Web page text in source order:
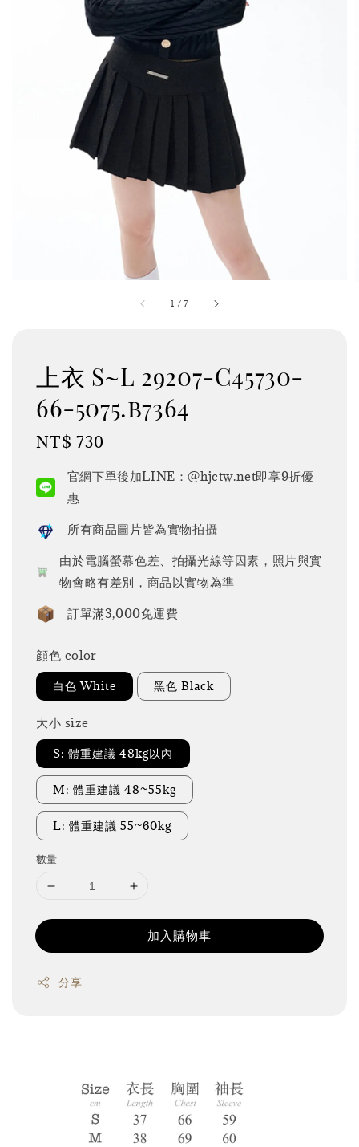
1 /7
上衣 S~L 29207-C45730-
66-5075.b7364
Regular
NT$ 730
官網下單後加LINE：@hjctw.net即享9折優
惠
所有商品圖片皆為實物拍攝
由於電腦螢幕色差、拍攝光線等因素，照片與實
物會略有差別，商品以實物為準
訂單滿3,000免運費
顔色 color
白色 White 黑色 Black
大小 size
S: 體重建議 48kg以內
M: 體重建議 48~55kg
L: 體重建議 55~60kg
數量
加入購物車
分享